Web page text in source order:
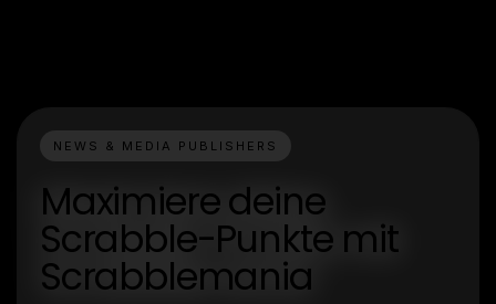
NEWS & MEDIA PUBLISHERS
Maximiere deine
Scrabble-Punkte mit
Scrabblemania